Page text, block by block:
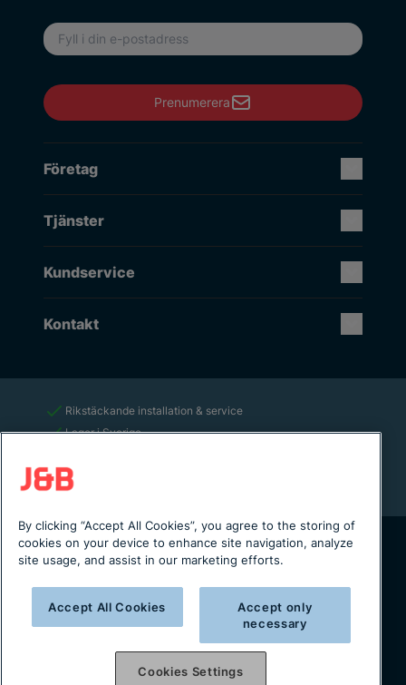
E-postadress
Prenumerera
Företag
Tjänster
Kundservice
Kontakt
Rikstäckande installation & service
Lager i Sverige
Från projektering till installation
Copyright © 2025 J&B Maskinteknik AB
By clicking “Accept All Cookies”, you agree to the storing of
cookies on your device to enhance site navigation, analyze
site usage, and assist in our marketing efforts.
Accept All Cookies
Accept only
necessary
Cookies Settings